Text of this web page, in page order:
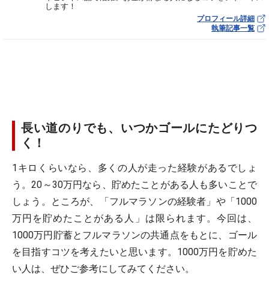
します！
プロフィール詳細
執筆記事一覧
長い道のりでも、いつかゴールにたどりつ
く！
1キロくらいなら、多くの人が走った経験があるでしょ
う。20～30万円なら、貯めたことがある人も多いことで
しょう。ところが、「フルマラソンの経験者」や「1000
万円を貯めたことがある人」は限られます。今回は、
1000万円貯蓄とフルマラソンの共通点をもとに、ゴール
を目指すコツを考えたいと思います。1000万円を貯めた
い人は、ぜひご参考にしてみてください。